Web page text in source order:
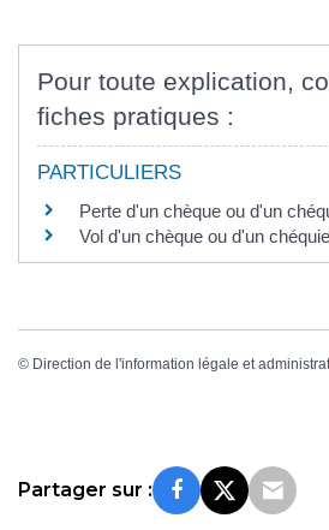
Pour toute explication,
fiches pratiques :
PARTICULIERS
Perte d'un chèque ou d'un
Vol d'un chèque ou d'un
© Direction de l'information légale et
Partager sur :